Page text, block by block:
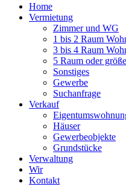
Home
Vermietung
Zimmer und WG
1 bis 2 Raum
3 bis 4 Raum
5 Raum oder
Sonstiges
Gewerbe
Suchanfrage
Verkauf
Häuser
Gewerbeobjekte
Grundstücke
Verwaltung
Wir
Kontakt